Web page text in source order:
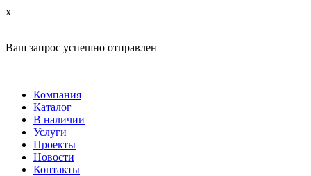
x
Ваш запрос успешно отправлен
Компания
Каталог
В наличии
Услуги
Проекты
Новости
Контакты